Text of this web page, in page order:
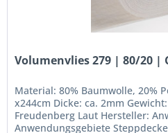
Volumenvlies 279 | 80/20 |
Material: 80% Baumwolle, 20%
x244cm Dicke: ca. 2mm
Freudenberg Laut Hersteller:
Anwendungsgebiete